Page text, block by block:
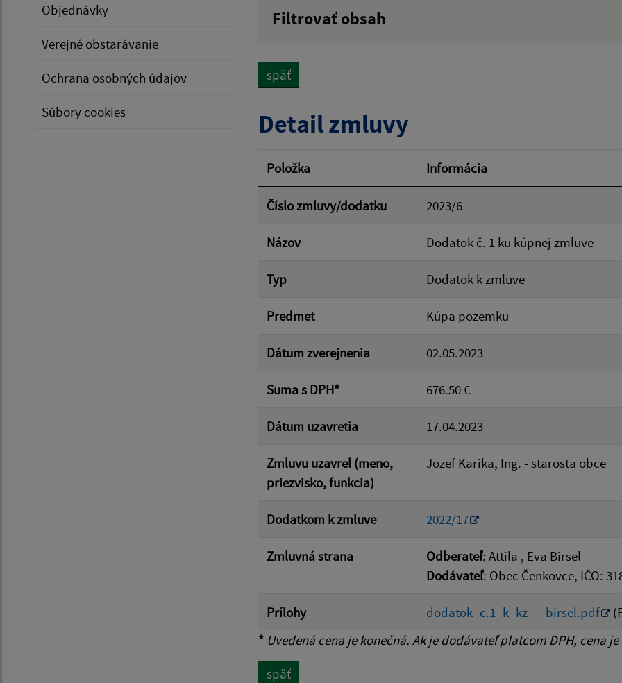
Objednávky
Verejné obstarávanie
Ochrana osobných údajov
Súbory cookies
Filtrovať obsah
Suma od:
späť
Detail zmluvy
Položka Informácia
Číslo zmluvy/dodatku 2023/6
Názov Dodatok č. 1 ku kúpnej zmluve
Typ Dodatok k zmluve
Predmet Kúpa pozemku
Dátum zverejnenia 02.05.2023
Suma s DPH* 676.50 €
Dátum uzavretia 17.04.2023
Zmluvu uzavrel (meno,
priezvisko, funkcia)
Jozef Karika, Ing. - starosta obce
Dodatkom k zmluve 2022/17
Zmluvná strana Odberateľ: Attila , Eva Birsel
Dodávateľ: Obec Čenkovce, IČO:
Prílohy dodatok_c.1_k_kz_-_birsel.pdf
* Uvedená cena je konečná. Ak je dodávateľ platcom DPH, cena
späť